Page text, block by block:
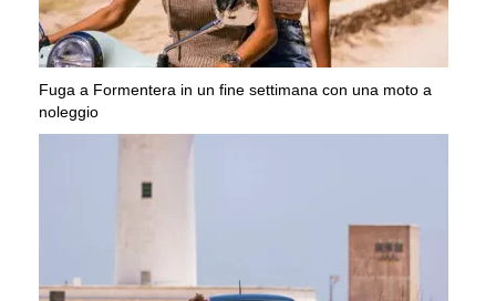
Fuga a Formentera in un fine settimana con una moto a
noleggio